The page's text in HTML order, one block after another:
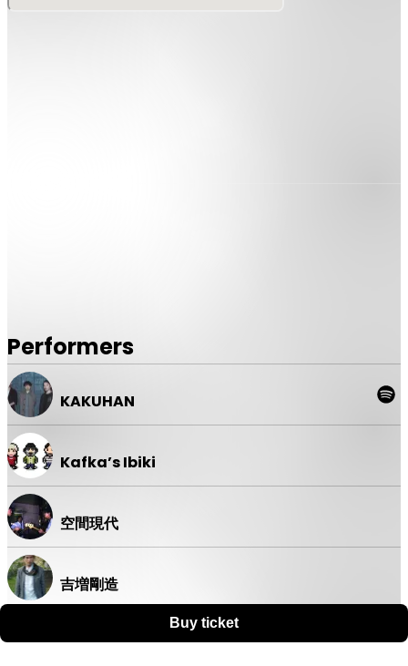
出演：カフカ鼾(ジム・オルーク 、石橋英子、山本達久) / 空
間現代×吉増剛造 / KAKUHAN
DAY2: 前売り 5,000円 / U25 3,500円 / 当日 5,500円
出演：goat / OGRE YOU ASSHOLE / Phew+山本精一
共催：ロームシアター京都（公益財団法人京都市音楽芸術文
化振興財団）
詳細は後日発表
【チケット予約】
Performers
KAKUHAN
Kafka’s Ibiki
空間現代
吉増剛造
Buy ticket
SupportTermsPrivacy policyLegal notice